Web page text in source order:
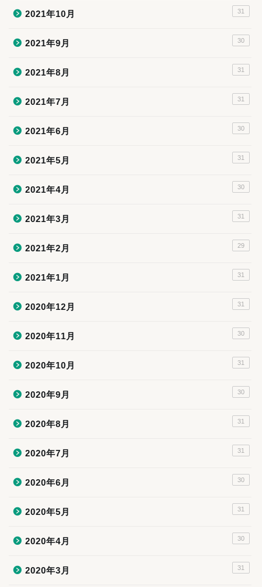
2021年10月 31
2021年9月 30
2021年8月 31
2021年7月 31
2021年6月 30
2021年5月 31
2021年4月 30
2021年3月 31
2021年2月 29
2021年1月 31
2020年12月 31
2020年11月 30
2020年10月 31
2020年9月 30
2020年8月 31
2020年7月 31
2020年6月 30
2020年5月 31
2020年4月 30
2020年3月 31